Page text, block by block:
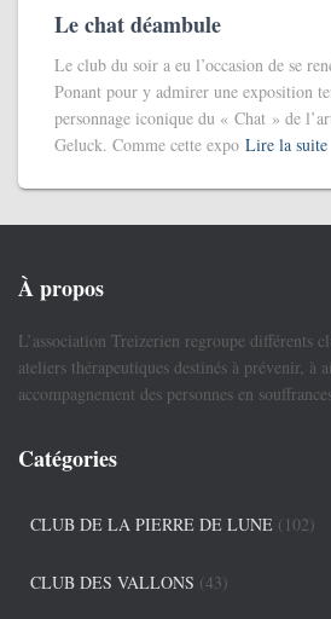
Le chat déambule
Le club du soir a eu l’occasion de se
Ponant pour y admirer une exposition
personnage iconique du « Chat » de
Geluck. Comme cette expo Lire la suite
À propos
L’association Treizerien regroupe différents
ateliers thérapeutiques destinés à prévenir, à
accompagnement des personnes en
Catégories
CLUB DE LA PIERRE DE LUNE (102)
CLUB DES VALLONS (43)